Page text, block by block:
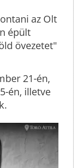
az Olt
épült
övezetet"
21-én,
én, illetve